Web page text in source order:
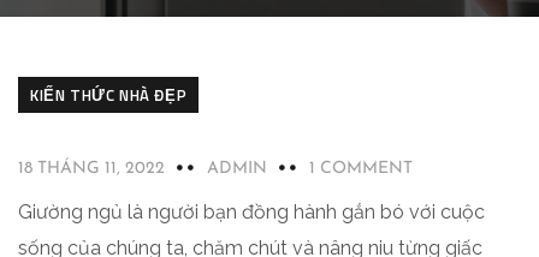
KIẾN THỨC NHÀ ĐẸP
18 THÁNG 11, 2022 ADMIN 1 COMMENT
Giường ngủ là người bạn đồng hành gắn bó với cuộc
sống của chúng ta, chăm chút và nâng niu từng giấc